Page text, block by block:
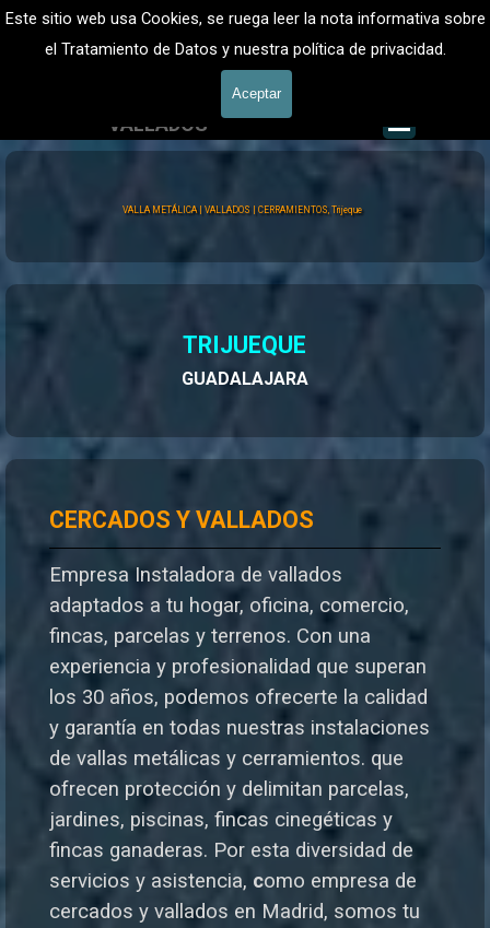
Este sitio web usa Cookies, se ruega leer la nota informativa sobre
el Tratamiento de Datos y nuestra política de privacidad.
Aceptar
Vaya al ContenidoVALLADOS METALICOS MADRID - VALLADO DE FINCAS
Valla Metálica y Vallados fincas
VALLADOS Valla Hércules
601 900 178
VALLA METÁLICA | VALLADOS | CERRAMIENTOS, Trijeque
TRIJUEQUE
GUADALAJARA
CERCADOS Y VALLADOS
Empresa Instaladora de vallados
adaptados a tu hogar, oficina, comercio,
fincas, parcelas y terrenos. Con una
experiencia y profesionalidad que superan
los 30 años, podemos ofrecerte la calidad
y garantía en todas nuestras instalaciones
de vallas metálicas y cerramientos. que
ofrecen protección y delimitan parcelas,
jardines, piscinas, fincas cinegéticas y
fincas ganaderas. Por esta diversidad de
servicios y asistencia, como empresa de
cercados y vallados en Madrid, somos tu